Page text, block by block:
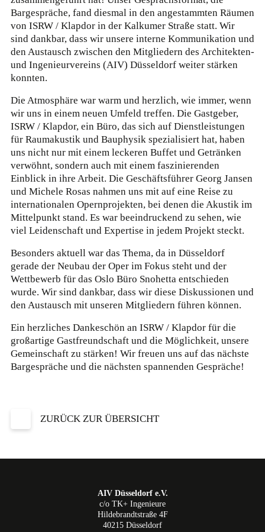
Bargespräche, fand diesmal in den angestammten Räumen
von ISRW / Klapdor in der Kalkumer Straße statt. Wir
sind dankbar, dass wir unsere interne Kommunikation und
den Austausch zwischen den Mitgliedern des Architekten-
und Ingenieurvereins (AIV) Düsseldorf weiter stärken
konnten.
Die Atmosphäre war warm und herzlich, wie immer, wenn
wir uns in einem neuen Umfeld treffen. Die Gastgeber,
ISRW / Klapdor, ein Büro, das sich auf Dienstleistungen
für Raumakustik und Bauphysik spezialisiert hat, haben
uns nicht nur mit einem leckeren Buffet und Getränken
verwöhnt, sondern auch mit einem faszinierenden
Einblick in ihre Arbeit. Die Geschäftsführer Georg Jansen
und Michele Rosas nahmen uns mit auf eine Reise zu
internationalen Opernprojekten, bei denen die Akustik im
Mittelpunkt stand. Es war beeindruckend zu sehen, wie
viel Leidenschaft und Expertise in jedem Projekt steckt.
Besonders aktuell war das Thema, da in Düsseldorf
gerade der Neubau der Oper im Fokus steht und der
Wettbewerb für das Oslo Büro Snohetta entschieden
wurde. Wir sind dankbar, dass wir diese Diskussionen und
den Austausch mit unseren Mitgliedern führen können.
Ein herzliches Dankeschön an ISRW / Klapdor für die
großartige Gastfreundschaft und die Möglichkeit, unsere
Gemeinschaft zu stärken! Wir freuen uns auf das nächste
Bargespräche und die nächsten spannenden Gespräche! ‎
ZURÜCK ZUR ÜBERSICHT
AIV Düsseldorf e.V.
c/o TK+ Ingenieure
Hildebrandtstraße 4F
40215 Düsseldorf